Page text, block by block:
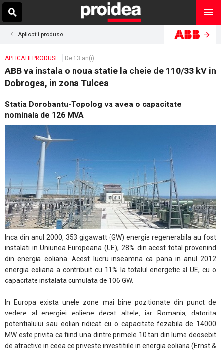
Aplicatii produse
APLICATII PRODUSE De 13 an(i)
ABB va instala o noua statie la cheie de 110/33 kV in
Dobrogea, in zona Tulcea
Statia Dorobantu-Topolog va avea o capacitate
nominala de 126 MVA
Inca din anul 2000, 353 gigawatt (GW) energie regenerabila au fost
instalati in Uniunea Europeana (UE), 28% din acest total provenind
din energia eoliana. Acest lucru inseamna ca pana in anul 2012
energia eoliana a contribuit cu 11% la totalul energetic al UE, cu o
capacitate instalata cumulata de 106 GW.
In Europa exista unele zone mai bine pozitionate din punct de
vedere al energiei eoliene decat altele, iar Romania, datorita
potentialului sau eolian ridicat cu o capacitate fezabila de 14000
MW este privita ca fiind una dintre primele 10 tari din lume deosebit
de atractive in ceea ce priveste investitiile in energia eoliana (Ernst &